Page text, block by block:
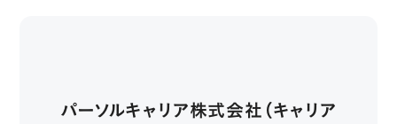
パーソルキャリア株式会社（キャリア